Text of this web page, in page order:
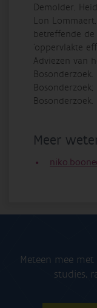
Demolder,
Lon
betreffende
’oppervlakte
Adviezen van
Bosonderzoek.
Bosonderzoek.
Meer
Meteen mee
studies,